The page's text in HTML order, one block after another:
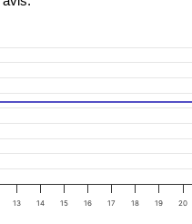
13 14 15 16 17 18 19 20